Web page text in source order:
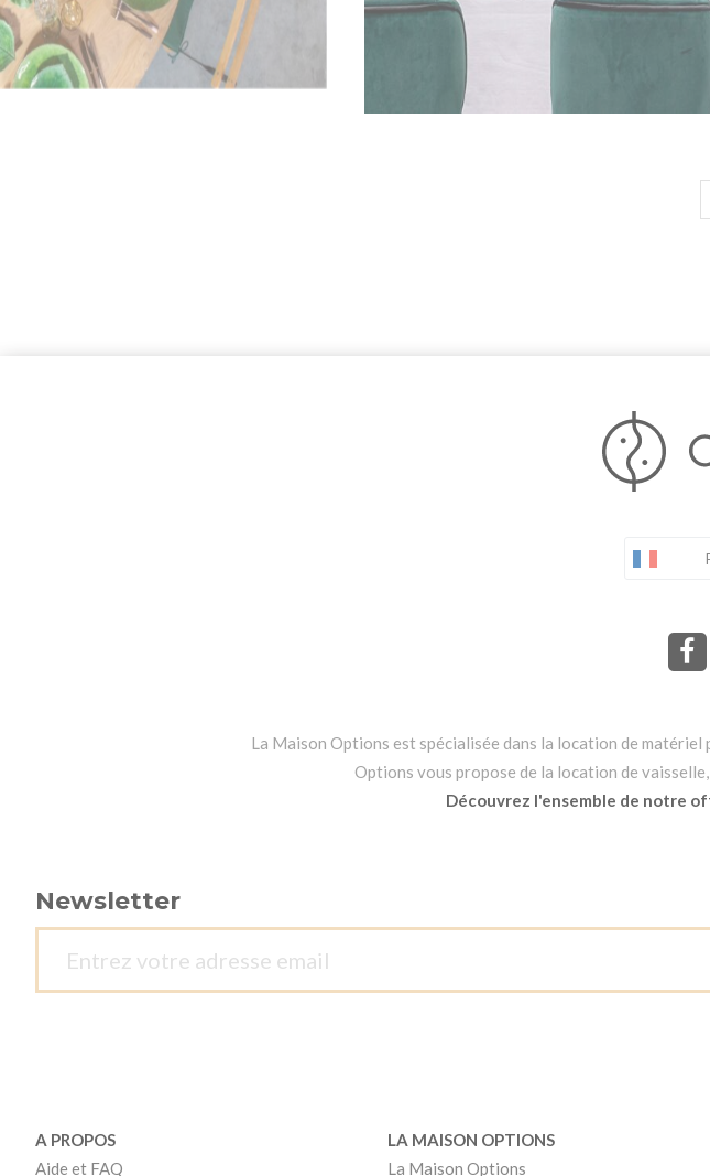
La Maison Options est spécialisée dans la location de
Options vous propose de la location de
Découvrez l'ensemble de notre
Newsletter
A PROPOS
Aide et FAQ
LA MAISON OPTIONS
La Maison Options